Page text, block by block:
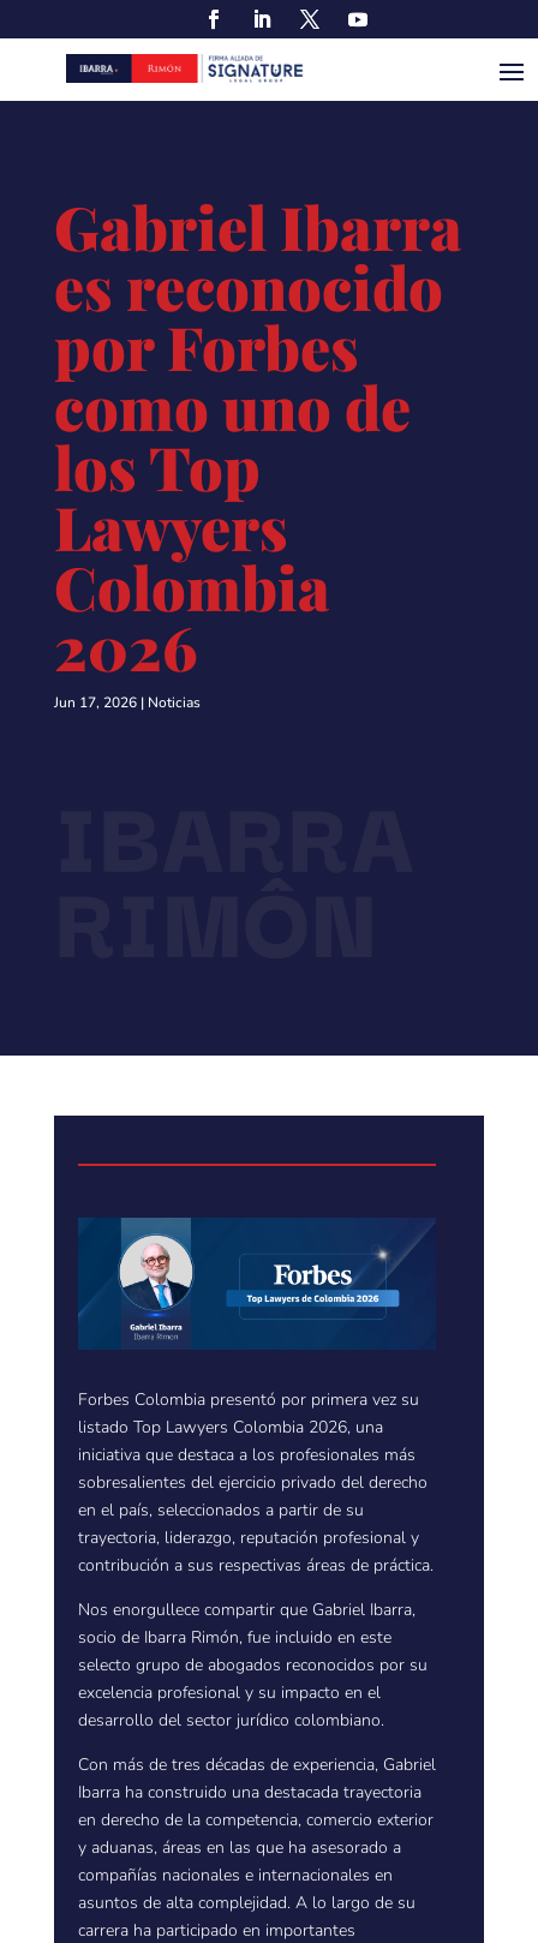
Gabriel Ibarra
es reconocido
por Forbes
como uno de
los Top
Lawyers
Colombia
2026
Jun 17, 2026| Noticias
Forbes Colombia presentó por primera vez su
listado Top Lawyers Colombia 2026, una
iniciativa que destaca a los profesionales más
sobresalientes del ejercicio privado del derecho
en el país, seleccionados a partir de su
trayectoria, liderazgo, reputación profesional y
contribución a sus respectivas áreas de práctica.
Nos enorgullece compartir que Gabriel Ibarra,
socio de Ibarra Rimón, fue incluido en este
selecto grupo de abogados reconocidos por su
excelencia profesional y su impacto en el
desarrollo del sector jurídico colombiano.
Con más de tres décadas de experiencia, Gabriel
Ibarra ha construido una destacada trayectoria
en derecho de la competencia, comercio exterior
y aduanas, áreas en las que ha asesorado a
compañías nacionales e internacionales en
asuntos de alta complejidad. A lo largo de su
carrera ha participado en importantes